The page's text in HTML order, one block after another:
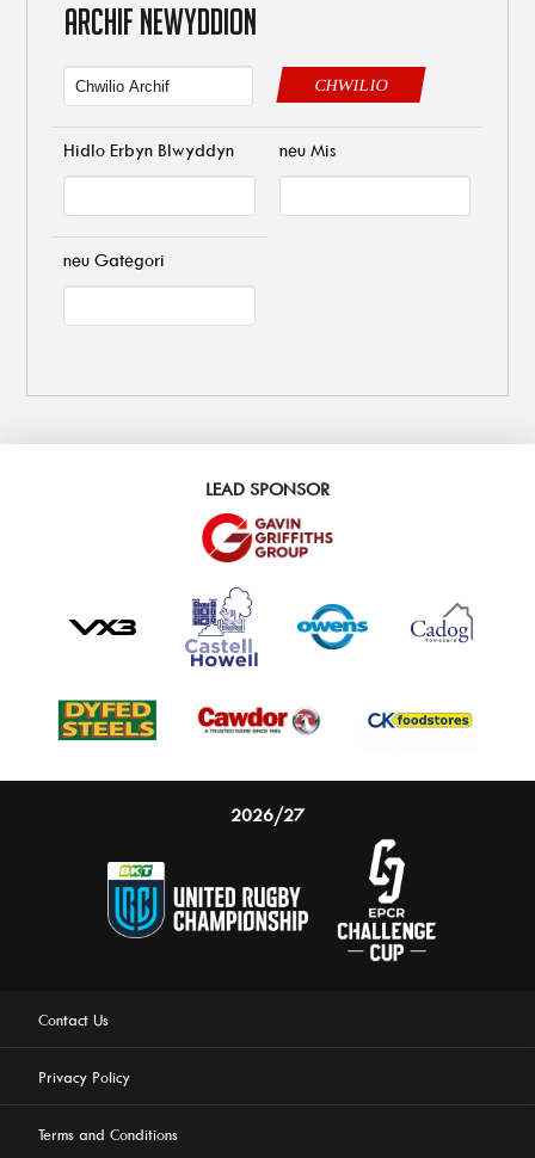
ARCHIF NEWYDDION
CHWILIO
Hidlo Erbyn Blwyddyn neu Mis
neu Gategori
LEAD SPONSOR
2026/27
Contact Us
Privacy Policy
Terms and Conditions